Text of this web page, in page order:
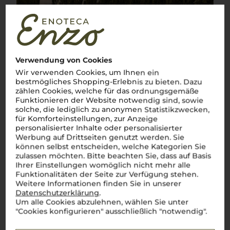
Verwendung von Cookies
Wir verwenden Cookies, um Ihnen ein
bestmögliches Shopping-Erlebnis zu bieten. Dazu
zählen Cookies, welche für das ordnungsgemäße
Funktionieren der Website notwendig sind, sowie
solche, die lediglich zu anonymen Statistikzwecken,
für Komforteinstellungen, zur Anzeige
personalisierter Inhalte oder personalisierter
Werbung auf Drittseiten genutzt werden. Sie
können selbst entscheiden, welche Kategorien Sie
zulassen möchten. Bitte beachten Sie, dass auf Basis
Ihrer Einstellungen womöglich nicht mehr alle
Funktionalitäten der Seite zur Verfügung stehen.
Weitere Informationen finden Sie in unserer
Datenschutzerklärung.
Um alle Cookies abzulehnen, wählen Sie unter
"Cookies konfigurieren" ausschließlich "notwendig".